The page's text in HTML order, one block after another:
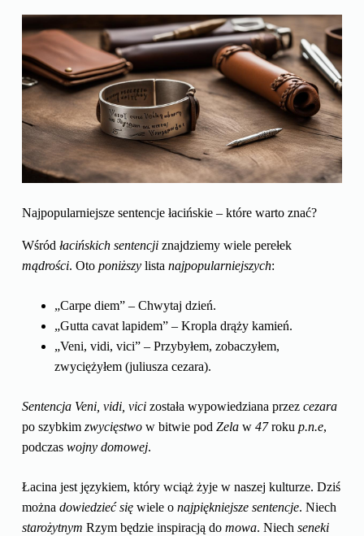
Najpopularniejsze sentencje łacińskie – które warto znać?
Wśród łacińskich sentencjiznajdziemy wiele perełek
mądrości. Oto poniższylista najpopularniejszych:
„Carpe diem” – Chwytaj dzień.
„Gutta cavat lapidem” – Kropla drąży kamień.
„Veni, vidi, vici” – Przybyłem, zobaczyłem,
zwyciężyłem (juliusza cezara).
Sentencja Veni, vidi, vicizostała wypowiedziana przez cezara
po szybkim zwycięstwow bitwie pod Zelaw 47roku p.n.e,
podczas wojny domowej.
Łacina jest językiem, który wciąż żyje w naszej kulturze. Dziś
można dowiedzieć sięwiele o najpiękniejsze sentencje. Niech
starożytnym Rzym będzie inspiracją do mowa. Niech seneki